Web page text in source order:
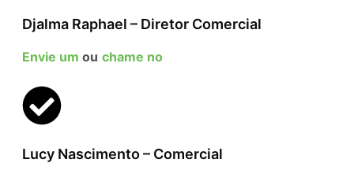
Djalma Raphael – Diretor Comercial
Envie um ou chame no
Lucy Nascimento – Comercial